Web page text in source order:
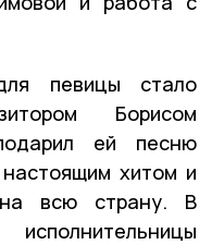
певицы стало
Борисом
ей песню
хитом и
на всю страну. В